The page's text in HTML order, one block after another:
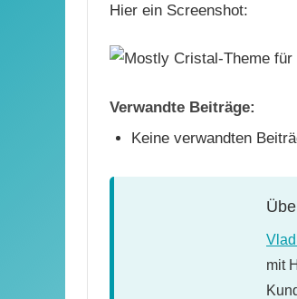
Hier ein Screenshot:
Verwandte Beiträge:
Keine verwandten
mit